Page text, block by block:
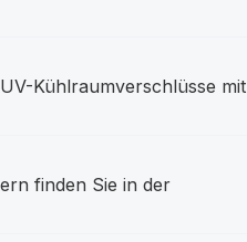
Kühlraumverschlüsse mit
finden Sie in der